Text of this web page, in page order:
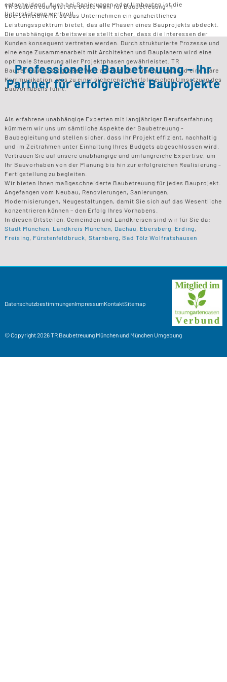
entscheidend. Auch bei Sanierungen oder Umbauten ist die
Unterstützung wertvoll.
TR Baubetreuung ist die beste Wahl für Baubetreuung in
Oberschleißheim, da das Unternehmen ein ganzheitliches
Leistungsspektrum bietet, das alle Phasen eines Bauprojekts abdeckt.
Die unabhängige Arbeitsweise stellt sicher, dass die Interessen der
Kunden konsequent vertreten werden. Durch strukturierte Prozesse und
eine enge Zusammenarbeit mit Architekten und Bauplanern wird eine
optimale Steuerung aller Projektphasen gewährleistet. TR
Baubetreuung legt großen Wert auf Qualität, Transparenz und eine klare
Kommunikation, was zu einer sicheren und erfolgreichen Umsetzung des
Bauvorhabens führt.
Professionelle Baubetreuung – Ihr
Partner für erfolgreiche Bauprojekte
Als erfahrene unabhängige Experten mit langjähriger Berufserfahrung
kümmern wir uns um sämtliche Aspekte der Baubetreuung -
Baubegleitung und stellen sicher, dass Ihr Projekt effizient, nachhaltig
und im Zeitrahmen unter Einhaltung Ihres Budgets abgeschlossen wird.
Vertrauen Sie auf unsere unabhängige und umfangreiche Expertise, um
Ihr Bauvorhaben von der Planung bis hin zur erfolgreichen Realisierung -
Fertigstellung zu begleiten.
Wir bieten Ihnen maßgeschneiderte Baubetreuung für jedes Bauprojekt.
Angefangen vom Neubau, Renovierungen, Sanierungen,
Modernisierungen, Neugestaltungen, damit Sie sich auf das Wesentliche
konzentrieren können – den Erfolg Ihres Vorhabens.
In diesen Ortsteilen, Gemeinden und Landkreisen sind wir für Sie da:
Stadt München, Landkreis München, Dachau, Ebersberg, Erding,
Freising, Fürstenfeldbruck, Starnberg, Bad Tölz Wolfratshausen
DatenschutzbestimmungenImpressumKontaktSitemap
© Copyright 2026TR BaubetreuungMünchen und München Umgebung